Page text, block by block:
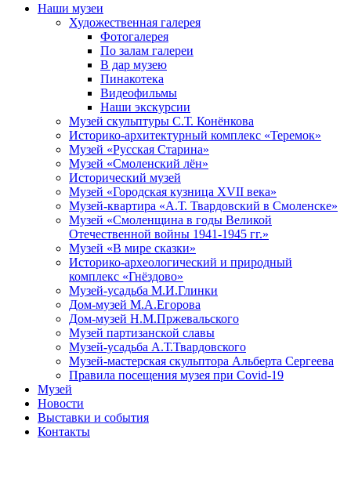
Наши музеи
Художественная галерея
Фотогалерея
По залам галереи
В дар музею
Пинакотека
Видеофильмы
Наши экскурсии
Музей скульптуры С.Т. Конёнкова
Историко-архитектурный комплекс «Теремок»
Музей «Русская Старина»
Музей «Смоленский лён»
Исторический музей
Музей «Городская кузница XVII века»
Музей-квартира «А.Т. Твардовский в Смоленске»
Музей «Смоленщина в годы Великой
Отечественной войны 1941-1945 гг.»
Музей «В мире сказки»
Историко-археологический и природный
комплекс «Гнёздово»
Музей-усадьба М.И.Глинки
Дом-музей М.А.Егорова
Дом-музей Н.М.Пржевальского
Музей партизанской славы
Музей-усадьба А.Т.Твардовского
Музей-мастерская скульптора Альберта Сергеева
Правила посещения музея при Covid-19
Музей
Новости
Выставки и события
Контакты